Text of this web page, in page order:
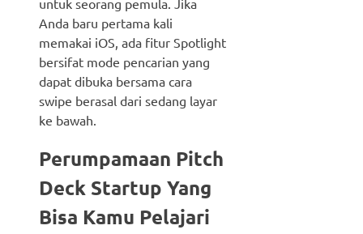
untuk seorang pemula. Jika
Anda baru pertama kali
memakai iOS, ada fitur Spotlight
bersifat mode pencarian yang
dapat dibuka bersama cara
swipe berasal dari sedang layar
ke bawah.
Perumpamaan Pitch
Deck Startup Yang
Bisa Kamu Pelajari